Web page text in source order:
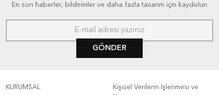
En son haberler, bildirimler ve daha fazla tasarım için kaydolun
GÖNDER
KURUMSAL
Kişisel Verilerin İşlenmesi ve